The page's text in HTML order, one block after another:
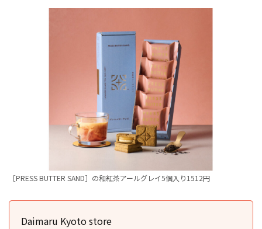
［PRESS BUTTER SAND］の和紅茶アールグレイ5個入り1512円
Daimaru Kyoto store